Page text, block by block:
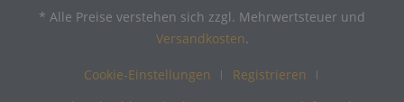
* Alle Preise verstehen sich zzgl. Mehrwertsteuer und
Versandkosten.
Cookie-Einstellungen
Registrieren